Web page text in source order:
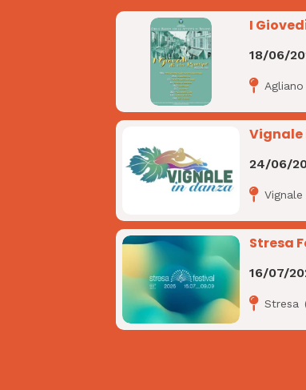
I
18/06/
Vignale
24/06/
Stresa
16/07/
Stresa